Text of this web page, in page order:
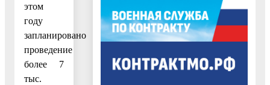
этом
году
запланировано
проведение
более 7
тыс.